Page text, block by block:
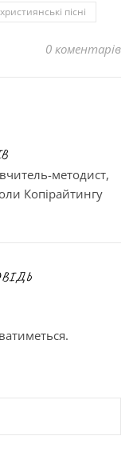
християнські пісні
0 коментарів
методист,
Копірайтингу